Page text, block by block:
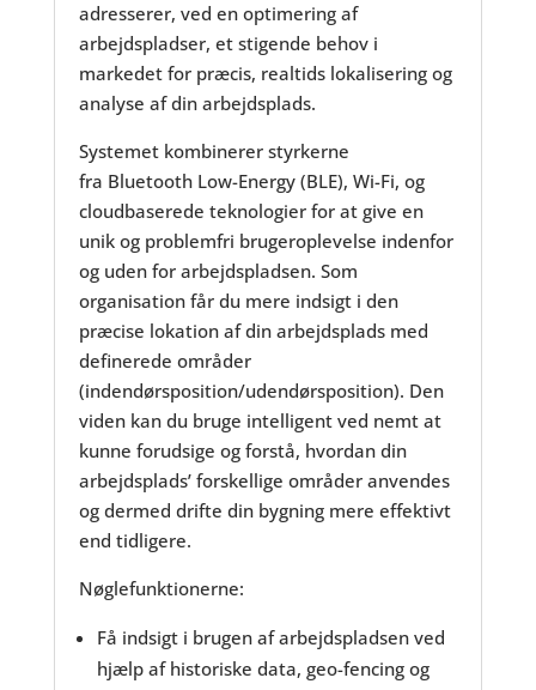
adresserer, ved en optimering af
arbejdspladser, et stigende behov i
markedet for præcis, realtids lokalisering og
analyse af din arbejdsplads.
Systemet kombinerer styrkerne
fra Bluetooth Low-Energy (BLE), Wi-Fi, og
cloudbaserede teknologier for at give en
unik og problemfri brugeroplevelse indenfor
og uden for arbejdspladsen. Som
organisation får du mere indsigt i den
præcise lokation af din arbejdsplads med
definerede områder
(indendørsposition/udendørsposition). Den
viden kan du bruge intelligent ved nemt at
kunne forudsige og forstå, hvordan din
arbejdsplads’ forskellige områder anvendes
og dermed drifte din bygning mere effektivt
end tidligere.
Nøglefunktionerne:
Få indsigt i brugen af arbejdspladsen ved
hjælp af historiske data, geo-fencing og